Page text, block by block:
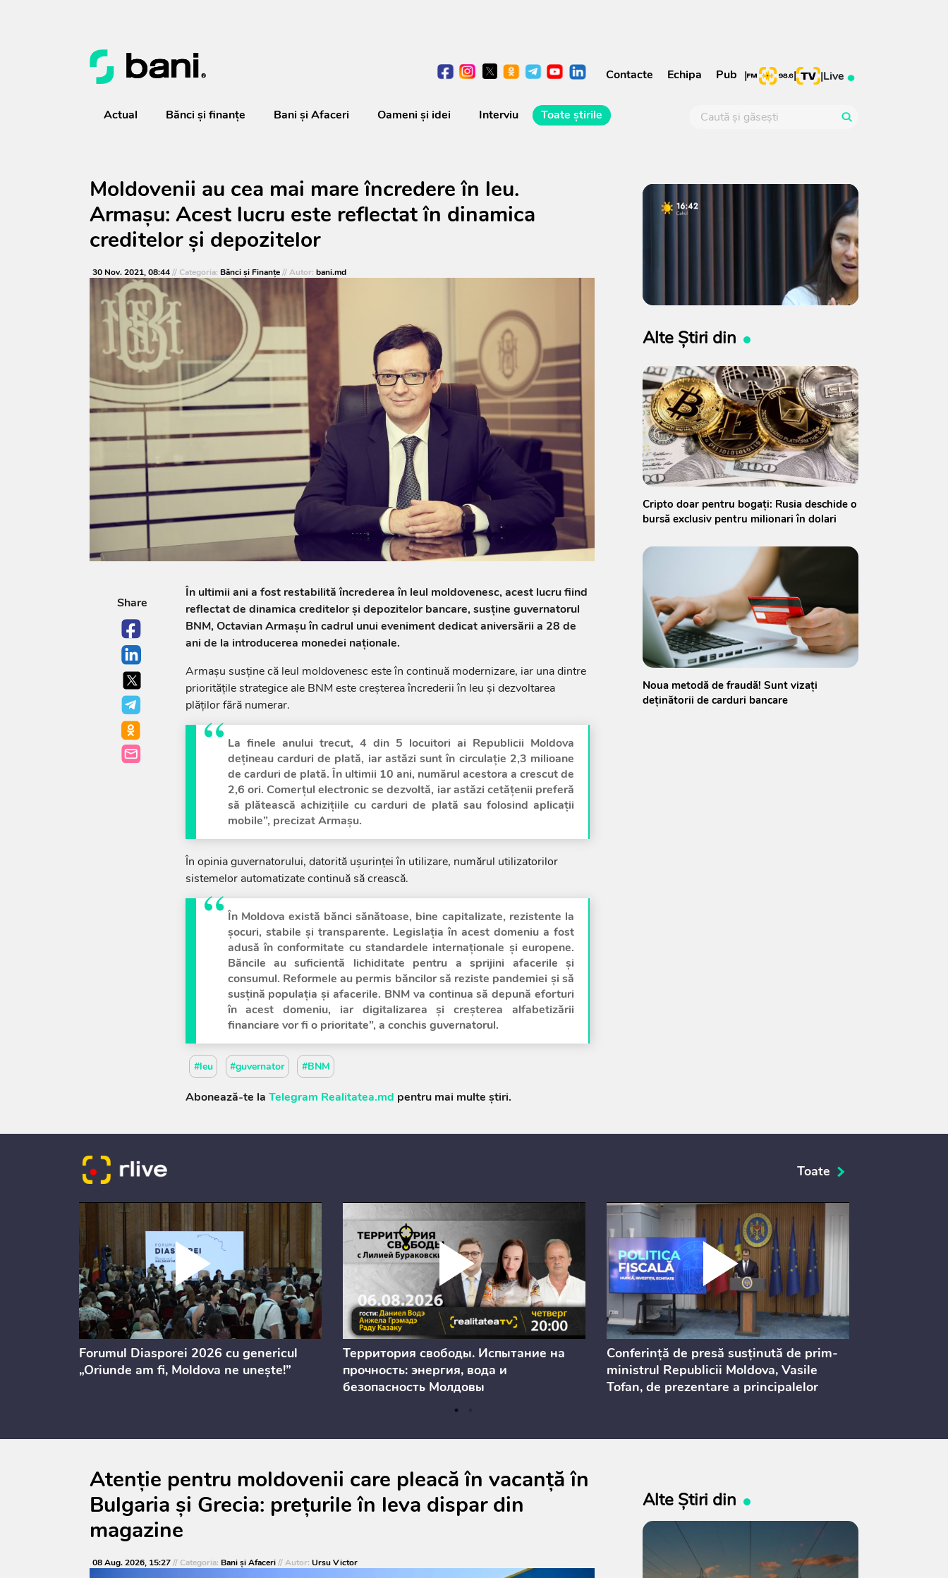
Contacte Echipa Pub | | |Live
Actual Bănci şi finanţe Bani și Afaceri Oameni şi idei Interviu Toate știrile
Moldovenii au cea mai mare încredere în leu.
Armașu: Acest lucru este reflectat în dinamica
creditelor și depozitelor
30 Nov. 2021, 08:44// Categoria: Bănci şi Finanţe// Autor: bani.md
Share
În ultimii ani a fost restabilită încrederea în leul moldovenesc, acest lucru fiind
reflectat de dinamica creditelor și depozitelor bancare, susține guvernatorul
BNM, Octavian Armașu în cadrul unui eveniment dedicat aniversării a 28 de
ani de la introducerea monedei naționale.
Armașu susține că leul moldovenesc este în continuă modernizare, iar una dintre
prioritățile strategice ale BNM este creșterea încrederii în leu și dezvoltarea
plăților fără numerar.
La finele anului trecut, 4 din 5 locuitori ai Republicii Moldova
dețineau carduri de plată, iar astăzi sunt în circulație 2,3 milioane
de carduri de plată. În ultimii 10 ani, numărul acestora a crescut de
2,6 ori. Comerțul electronic se dezvoltă, iar astăzi cetățenii preferă
să plătească achizițiile cu carduri de plată sau folosind aplicații
mobile”, precizat Armașu.
În opinia guvernatorului, datorită ușurinței în utilizare, numărul utilizatorilor
sistemelor automatizate continuă să crească.
În Moldova există bănci sănătoase, bine capitalizate, rezistente la
șocuri, stabile și transparente. Legislația în acest domeniu a fost
adusă în conformitate cu standardele internaționale și europene.
Băncile au suficientă lichiditate pentru a sprijini afacerile și
consumul. Reformele au permis băncilor să reziste pandemiei și să
susțină populația și afacerile. BNM va continua să depună eforturi
în acest domeniu, iar digitalizarea și creșterea alfabetizării
financiare vor fi o prioritate”, a conchis guvernatorul.
#leu #guvernator #BNM
Abonează-te la Telegram Realitatea.md pentru mai multe știri.
Alte Știri din
Cripto doar pentru bogați: Rusia deschide o
bursă exclusiv pentru milionari în dolari
Noua metodă de fraudă! Sunt vizați
deținătorii de carduri bancare
Toate
Forumul Diasporei 2026 cu genericul
„Oriunde am fi, Moldova ne unește!”
Территория свободы. Испытание на
прочность: энергия, вода и
безопасность Молдовы
Conferință de presă susținută de prim-
ministrul Republicii Moldova, Vasile
Tofan, de prezentare a principalelor
consultărilor publice
Atenție pentru moldovenii care pleacă în vacanță în
Bulgaria și Grecia: prețurile în leva dispar din
magazine
08 Aug. 2026, 15:27// Categoria: Bani și Afaceri// Autor: Ursu Victor
Alte Știri din